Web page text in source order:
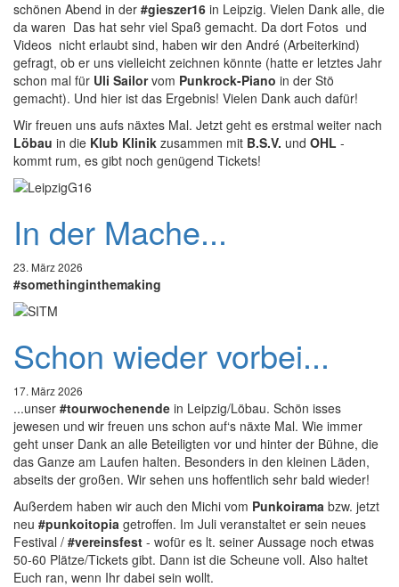
schönen Abend in der #gieszer16 in Leipzig. Vielen Dank alle, die
da waren Das hat sehr viel Spaß gemacht. Da dort Fotos und
Videos nicht erlaubt sind, haben wir den André (Arbeiterkind)
gefragt, ob er uns vielleicht zeichnen könnte (hatte er letztes Jahr
schon mal für Uli Sailorvom Punkrock-Piano in der Stö
gemacht). Und hier ist das Ergebnis! Vielen Dank auch dafür!
Wir freuen uns aufs näxtes Mal. Jetzt geht es erstmal weiter nach
Löbau in die Klub Klinik zusammen mit B.S.V. und OHL -
kommt rum, es gibt noch genügend Tickets!
In der Mache...
23. März 2026
#somethinginthemaking
Schon wieder vorbei...
17. März 2026
...unser #tourwochenende in Leipzig/Löbau. Schön isses
jewesen und wir freuen uns schon auf‘s näxte Mal. Wie immer
geht unser Dank an alle Beteiligten vor und hinter der Bühne, die
das Ganze am Laufen halten. Besonders in den kleinen Läden,
abseits der großen. Wir sehen uns hoffentlich sehr bald wieder!
Außerdem haben wir auch den Michi vom Punkoirama bzw. jetzt
neu #punkoitopia getroffen. Im Juli veranstaltet er sein neues
Festival / #vereinsfest - wofür es lt. seiner Aussage noch etwas
50-60 Plätze/Tickets gibt. Dann ist die Scheune voll. Also haltet
Euch ran, wenn Ihr dabei sein wollt.